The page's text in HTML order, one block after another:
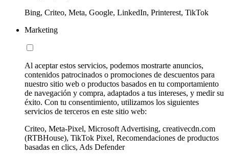
Bing, Criteo, Meta, Google, LinkedIn, Printerest, TikTok
Marketing
Al aceptar estos servicios, podemos mostrarte anuncios,
contenidos patrocinados o promociones de descuentos para
nuestro sitio web o productos basados en tu comportamiento
de navegación y compra, adaptados a tus intereses, y medir su
éxito. Con tu consentimiento, utilizamos los siguientes
servicios de terceros en este sitio web:
Criteo, Meta-Pixel, Microsoft Advertising, creativecdn.com
(RTBHouse), TikTok Pixel, Recomendaciones de productos
basadas en clics, Ads Defender